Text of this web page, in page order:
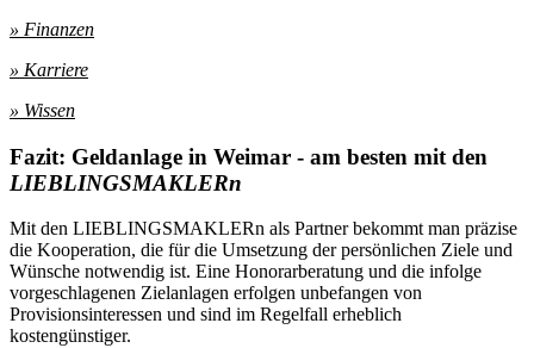
» Finanzen
» Karriere
» Wissen
Fazit: Geldanlage in Weimar - am besten mit den
LIEBLINGSMAKLERn
Mit den LIEBLINGSMAKLERn als Partner bekommt man präzise
die Kooperation, die für die Umsetzung der persönlichen Ziele und
Wünsche notwendig ist. Eine Honorarberatung und die infolge
vorgeschlagenen Zielanlagen erfolgen unbefangen von
Provisionsinteressen und sind im Regelfall erheblich
kostengünstiger.